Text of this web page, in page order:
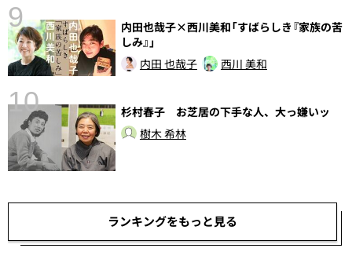
9
内田也哉子×西川美和「すばらしき『家族の苦
しみ』」
内田 也哉子
西川 美和
10
杉村春子 お芝居の下手な人、大っ嫌いッ
樹木 希林
ランキングをもっと見る